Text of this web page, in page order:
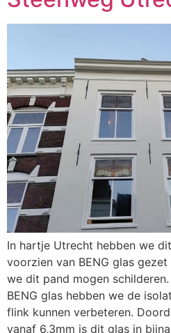
In hartje Utrecht hebben we
voorzien van BENG glas
we dit pand mogen
BENG glas hebben we de
flink kunnen verbeteren.
vanaf 6,3mm is dit glas in